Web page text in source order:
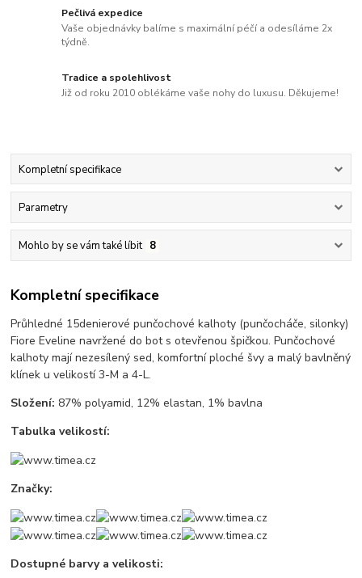
Pečlivá expedice
Vaše objednávky balíme s maximální péčí a odesíláme 2x
týdně.
Tradice a spolehlivost
Již od roku 2010 oblékáme vaše nohy do luxusu. Děkujeme!
Kompletní specifikace
Parametry
Mohlo by se vám také líbit 8
Kompletní specifikace
Průhledné 15denierové punčochové kalhoty (punčocháče, silonky)
Fiore Eveline navržené do bot s otevřenou špičkou. Punčochové
kalhoty mají nezesílený sed, komfortní ploché švy a malý bavlněný
klínek u velikostí 3-M a 4-L.
Složení: 87% polyamid, 12% elastan, 1% bavlna
Tabulka velikostí:
Značky:
Dostupné barvy a velikosti: